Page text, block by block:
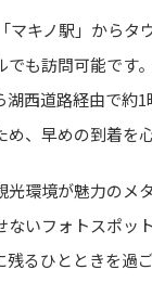
マキノ駅」からタ
でも訪問可能です
湖西道路経由で約
、早めの到着を
環境が魅力のメ
ないフォトスポッ
残るひとときを過